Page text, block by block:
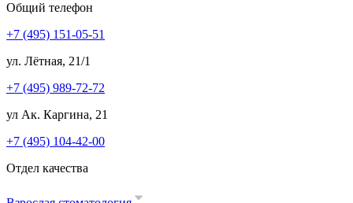
Общий телефон
+7 (495) 151-05-51
ул. Лётная, 21/1
+7 (495) 989-72-72
ул Ак. Каргина, 21
+7 (495) 104-42-00
Отдел качества